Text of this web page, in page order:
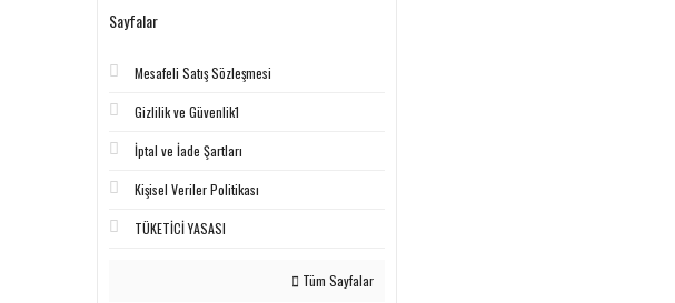
Sayfalar
Mesafeli Satış Sözleşmesi
Gizlilik ve Güvenlik1
İptal ve İade Şartları
Kişisel Veriler Politikası
TÜKETİCİ YASASI
Tüm Sayfalar